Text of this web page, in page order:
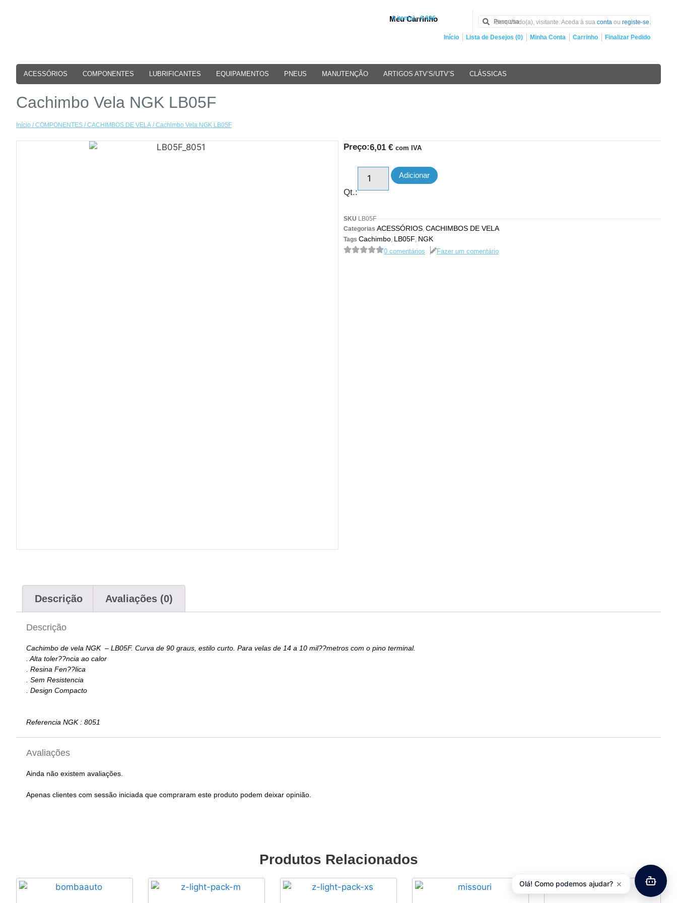
Meu Carrinho
0 iten(s) - 0.00€
Bem Vindo(a), visitante. Aceda à sua conta ou registe-se.
Início Lista de Desejos (0) Minha Conta Carrinho Finalizar Pedido
ACESSÓRIOS COMPONENTES LUBRIFICANTES EQUIPAMENTOS PNEUS MANUTENÇÃO ARTIGOS ATV’S/UTV’S CLÁSSICAS
Cachimbo Vela NGK LB05F
Início /COMPONENTES /CACHIMBOS DE VELA / Cachimbo Vela NGK LB05F
Preço:6,01 € com IVA
Qt.:
Adicionar
SKU LB05F
Categorias ACESSÓRIOS CACHIMBOS DE VELA
Tags Cachimbo LB05F NGK
0 comentários Fazer um comentário
Descrição Avaliações (0)
Descrição
Cachimbo de vela NGK – LB05F. Curva de 90 graus, estilo curto. Para velas de 14 a 10 mil??metros com o pino terminal.
. Alta toler??ncia ao calor
. Resina Fen??lica
. Sem Resistencia
. Design Compacto
Referencia NGK : 8051
Avaliações
Ainda não existem avaliações.
Apenas clientes com sessão iniciada que compraram este produto podem deixar opinião.
Produtos Relacionados
Olá! Como podemos ajudar? ×